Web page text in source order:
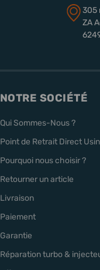
305
ZA
NOTRE SOCIÉTÉ
Qui Sommes-Nous ?
Point de Retrait Direct
Pourquoi nous choisir ?
Retourner un article
Livraison
Paiement
Garantie
Réparation turbo &